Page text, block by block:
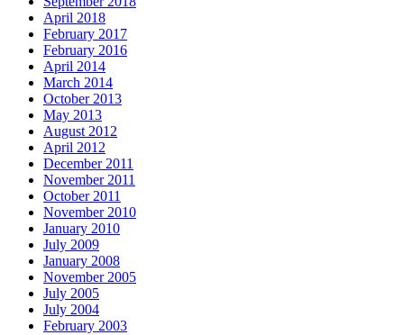
April 2018
February 2017
February 2016
April 2014
March 2014
October 2013
May 2013
August 2012
April 2012
December 2011
November 2011
October 2011
November 2010
January 2010
July 2009
January 2008
November 2005
July 2005
July 2004
February 2003